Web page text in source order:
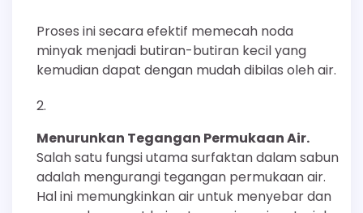
Proses ini secara efektif memecah noda
minyak menjadi butiran-butiran kecil yang
kemudian dapat dengan mudah dibilas oleh air.
Menurunkan Tegangan Permukaan Air.
Salah satu fungsi utama surfaktan dalam sabun
adalah mengurangi tegangan permukaan air.
Hal ini memungkinkan air untuk menyebar dan